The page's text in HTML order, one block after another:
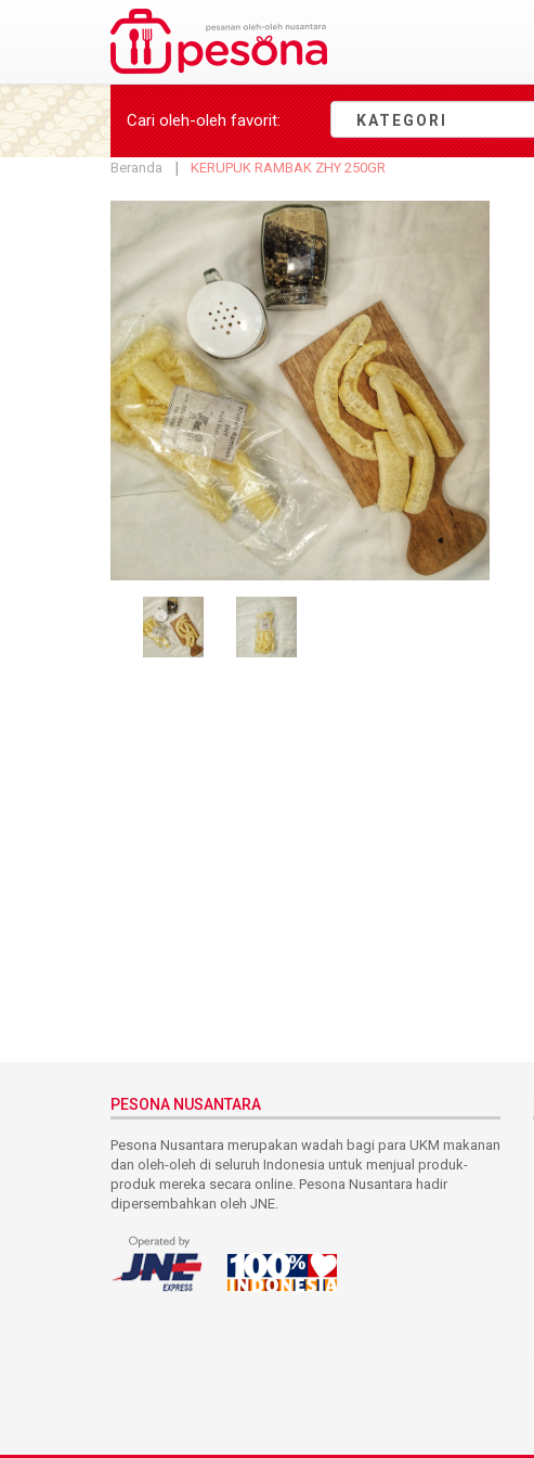
Cari oleh-olehfavorit: KATEGORI
Beranda KERUPUK RAMBAK ZHY 250GR
PESONA NUSANTARA
Pesona Nusantara merupakan wadah bagi para UKM makanan
dan oleh-oleh di seluruh Indonesia untuk menjual produk-
produk mereka secara online. Pesona Nusantara hadir
dipersembahkan oleh JNE.